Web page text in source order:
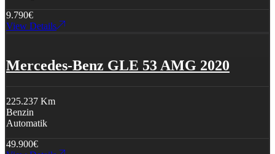
9.790€
View Details
Mercedes-Benz GLE 53 AMG 2020
225.237 Km
Benzin
Automatik
49.900€